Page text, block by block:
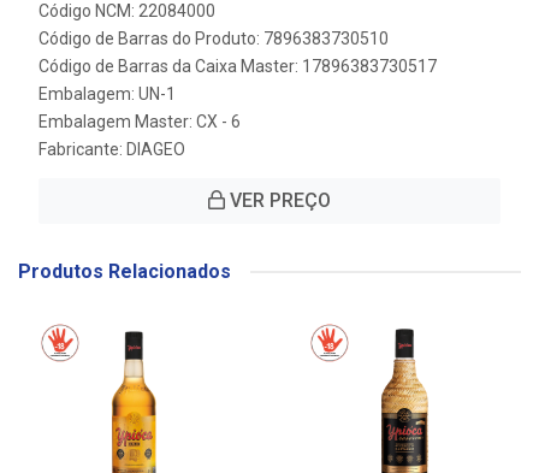
Código NCM: 22084000
Código de Barras do Produto: 7896383730510
Código de Barras da Caixa Master: 17896383730517
Embalagem: UN-1
Embalagem Master: CX - 6
Fabricante: DIAGEO
VER PREÇO
Produtos Relacionados